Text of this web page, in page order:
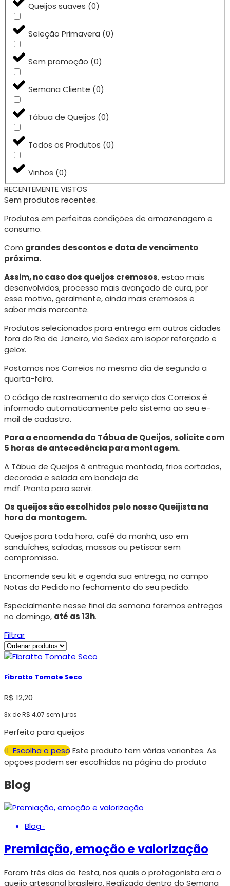
Queijos suaves (0)
Seleção Primavera (0)
Sem promoção (0)
Semana Cliente (0)
Tábua de Queijos (0)
Todos os Produtos (0)
Vinhos (0)
RECENTEMENTE VISTOS
Sem produtos recentes.
Produtos em perfeitas condições de armazenagem e
consumo.
Com grandes descontos e data de vencimento
próxima.
Assim, no caso dos queijos cremosos, estão mais
desenvolvidos, processo mais avançado de cura, por
esse motivo, geralmente, ainda mais cremosos e
sabor mais marcante.
Produtos selecionados para entrega em outras cidades
fora do Rio de Janeiro, via Sedex em isopor reforçado e
gelox.
Postamos nos Correios no mesmo dia de segunda a
quarta-feira.
O código de rastreamento do serviço dos Correios é
informado automaticamente pelo sistema ao seu e-
mail de cadastro.
Para a encomenda da Tábua de Queijos, solicite com
5 horas de antecedência para montagem.
A Tábua de Queijos é entregue montada, frios cortados,
decorada e selada em bandeja de
mdf. Pronta para servir.
Os queijos são escolhidos pelo nosso Queijista na
hora da montagem.
Queijos para toda hora, café da manhã, uso em
sanduíches, saladas, massas ou petiscar sem
compromisso.
Encomende seu kit e agenda sua entrega, no campo
Notas do Pedido no fechamento do seu pedido.
Especialmente nesse final de semana faremos entregas
no domingo, até as 13h.
Filtrar
Fibratto Tomate Seco
R$ 12,20
3x deR$ 4,07 sem juros
Perfeito para queijos
Escolha o pesoEste produto tem várias variantes. As
opções podem ser escolhidas na página do produto
Blog
Blog·
Premiação, emoção e valorização
Foram três dias de festa, nos quais o protagonista era o
queijo artesanal brasileiro. Realizado dentro do Semana